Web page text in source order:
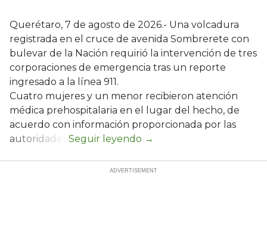
Querétaro, 7 de agosto de 2026.- Una volcadura
registrada en el cruce de avenida Sombrerete con
bulevar de la Nación requirió la intervención de tres
corporaciones de emergencia tras un reporte
ingresado a la línea 911.
Cuatro mujeres y un menor recibieron atención
médica prehospitalaria en el lugar del hecho, de
acuerdo con información proporcionada por las
autoridades.